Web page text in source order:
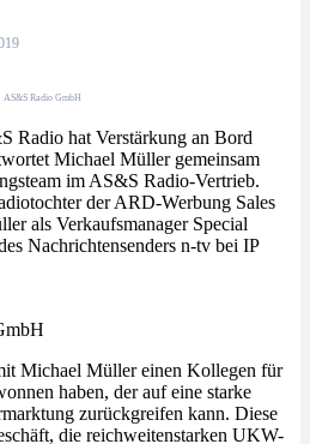
AS&S Radio GmbH
Radio hat Verstärkung an Bord
Michael Müller gemeinsam
im AS&S Radio-Vertrieb.
der ARD-Werbung Sales
als Verkaufsmanager Special
Nachrichtensenders n-tv bei IP
Michael Müller einen Kollegen für
haben, der auf eine starke
zurückgreifen kann. Diese
die reichweitenstarken UKW-